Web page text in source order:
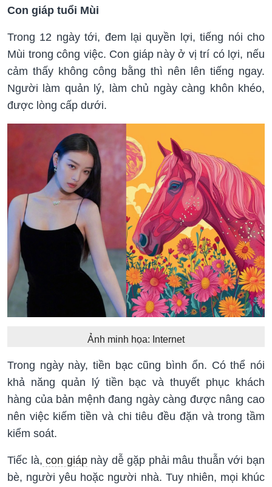
Con giáp tuổi Mùi
Trong 12 ngày tới, đem lại quyền lợi, tiếng nói cho
Mùi trong công việc. Con giáp này ở vị trí có lợi, nếu
cảm thấy không công bằng thì nên lên tiếng ngay.
Người làm quản lý, làm chủ ngày càng khôn khéo,
được lòng cấp dưới.
Ảnh minh họa: Internet
Trong ngày này, tiền bạc cũng bình ổn. Có thể nói
khả năng quản lý tiền bạc và thuyết phục khách
hàng của bản mệnh đang ngày càng được nâng cao
nên việc kiếm tiền và chi tiêu đều đặn và trong tầm
kiểm soát.
Tiếc là, con giápnày dễ gặp phải mâu thuẫn với bạn
bè, người yêu hoặc người nhà. Tuy nhiên, mọi khúc